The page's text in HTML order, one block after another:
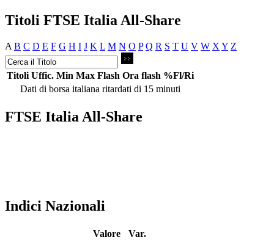
Titoli FTSE Italia All-Share
A B C D E F G H I J K L M N O P Q R S T U V W X Y Z
Titoli Uffic. Min Max Flash Ora flash %Fl/Ri
Dati di borsa italiana ritardati di 15 minuti
FTSE Italia All-Share
Indici Nazionali
Valore
Var.